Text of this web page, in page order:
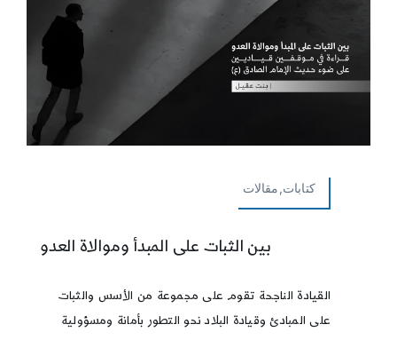
كتابات,مقالات
بين الثبات على المبدأ وموالاة العدو
القيادة الناجحة تقوم على مجموعة من الأسس والثبات
على المبادئ وقيادة البلاد نحو التطور بأمانة ومسؤولية